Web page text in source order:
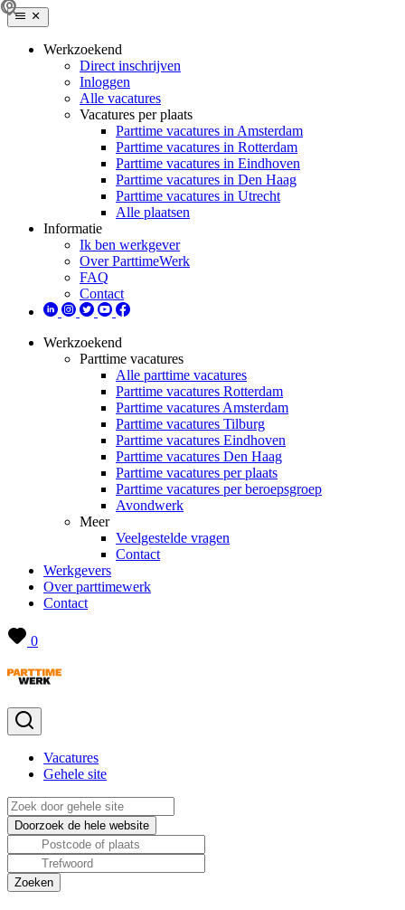
Werkzoekend
Direct inschrijven
Inloggen
Alle vacatures
Vacatures per plaats
Parttime vacatures in Amsterdam
Parttime vacatures in Rotterdam
Parttime vacatures in Eindhoven
Parttime vacatures in Den Haag
Parttime vacatures in Utrecht
Alle plaatsen
Informatie
Ik ben werkgever
Over ParttimeWerk
FAQ
Contact
Werkzoekend
Parttime vacatures
Alle parttime vacatures
Parttime vacatures Rotterdam
Parttime vacatures Amsterdam
Parttime vacatures Tilburg
Parttime vacatures Eindhoven
Parttime vacatures Den Haag
Parttime vacatures per plaats
Parttime vacatures per beroepsgroep
Avondwerk
Meer
Veelgestelde vragen
Contact
Werkgevers
Over parttimewerk
Contact
0
Vacatures
Gehele site